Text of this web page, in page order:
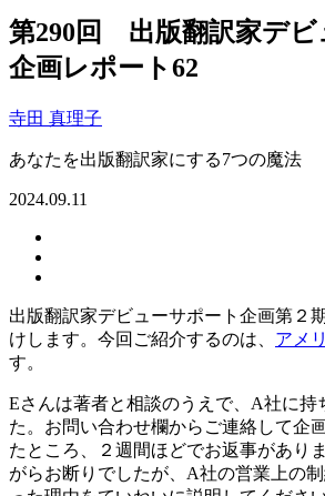
第290回 出版翻訳家デビ
企画レポート62
寺田 真理子
あなたを出版翻訳家にする7つの魔法
2024.09.11
出版翻訳家デビューサポート企画第２
けします。今回ご紹介するのは、 アメ
す。
Eさんは著者と相談のうえで、A社に持
た。お問い合わせ欄からご連絡して企
たところ、２週間ほどでお返事があり
がらお断りでしたが、A社の営業上の